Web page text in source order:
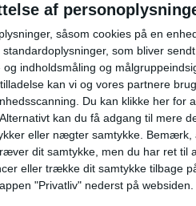
af
såsom cookies på en
som bliver
indholdsmåling og
kan vi og vores partnere
Du kan klikke her for
kan du få adgang til mere
eller nægter samtykke. Bemærk,
dit samtykke, men du har ret til
eller trække dit samtykke tilbage
"Privatliv" nederst på websiden.
Norwegian kritiserer
køerne på Kastrup -
flytte trafik til Billund